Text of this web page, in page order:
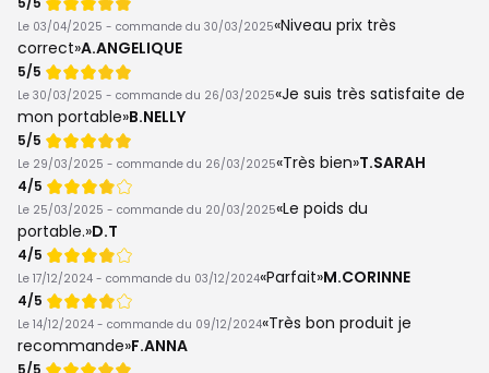
de
Le 03/04/2025 - commande du 30/03/2025 Niveau prix très
correct A.ANGELIQUE
Note
de
5/5
Le 30/03/2025 - commande du 26/03/2025 Je suis très satisfaite de
mon portable B.NELLY
Note
de
5/5
Le 29/03/2025 - commande du 26/03/2025 Très bien T.SARAH
Note
de
4/5
Le 25/03/2025 - commande du 20/03/2025 Le poids du
portable. D.T
Note
de
4/5
Le 17/12/2024 - commande du 03/12/2024 Parfait M.CORINNE
Note
de
4/5
Le 14/12/2024 - commande du 09/12/2024 Très bon produit je
recommande F.ANNA
Note